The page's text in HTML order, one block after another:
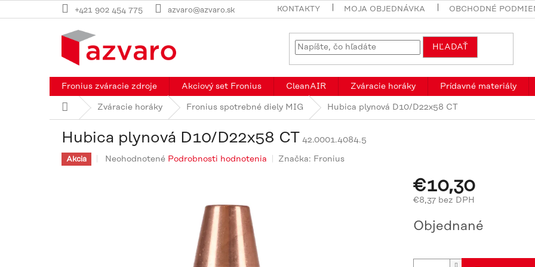
na
+421 902 454 775 azvaro@azvaro.sk KONTAKTY MOJA OBJEDNÁVKA OBCHODNÉ
HĽADAŤ
Fronius zváracie zdroje Akciový set Fronius CleanAIR Zváracie horáky Prídavné materiály
DomovZváracie horáky Fronius spotrebné diely MIG Hubica plynová D10/D22x58 CT
Hubica plynová D10/D22x58 CT 42.0001.4084.5
Akcia
Priemerné
Neohodnotené Podrobnosti hodnotenia Značka: Fronius
€10,30
€8,37 bez DPH
cena:
Objednané